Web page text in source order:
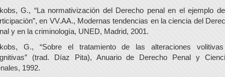
G., “La normativización del Derecho penal en el ejemplo
en VV.AA., Modernas tendencias en la ciencia del
y en la criminología, UNED, Madrid, 2001.
G., “Sobre el tratamiento de las alteraciones
(trad. Díaz Pita), Anuario de Derecho Penal y
1992.